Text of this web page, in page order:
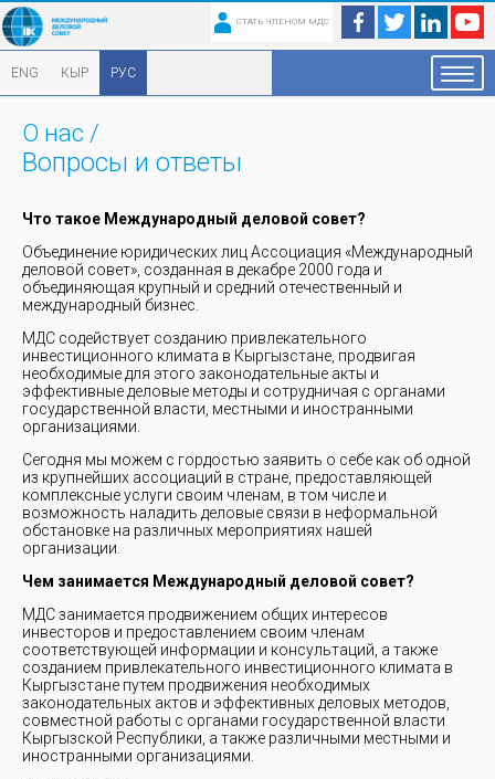
СТАТЬ ЧЛЕНОМ МДС
ENG КЫР РУС
О нас /
Вопросы и ответы
Что такое Международный деловой совет?
Объединение юридических лиц Ассоциация «Международный
деловой совет», созданная в декабре 2000 года и
объединяющая крупный и средний отечественный и
международный бизнес.
МДС содействует созданию привлекательного
инвестиционного климата в Кыргызстане, продвигая
необходимые для этого законодательные акты и
эффективные деловые методы и сотрудничая с органами
государственной власти, местными и иностранными
организациями.
Сегодня мы можем с гордостью заявить о себе как об одной
из крупнейших ассоциаций в стране, предоставляющей
комплексные услуги своим членам, в том числе и
возможность наладить деловые связи в неформальной
обстановке на различных мероприятиях нашей
организации.
Чем занимается Международный деловой совет?
МДС занимается продвижением общих интересов
инвесторов и предоставлением своим членам
соответствующей информации и консультаций, а также
созданием привлекательного инвестиционного климата в
Кыргызстане путем продвижения необходимых
законодательных актов и эффективных деловых методов,
совместной работы с органами государственной власти
Кыргызской Республики, а также различными местными и
иностранными организациями.